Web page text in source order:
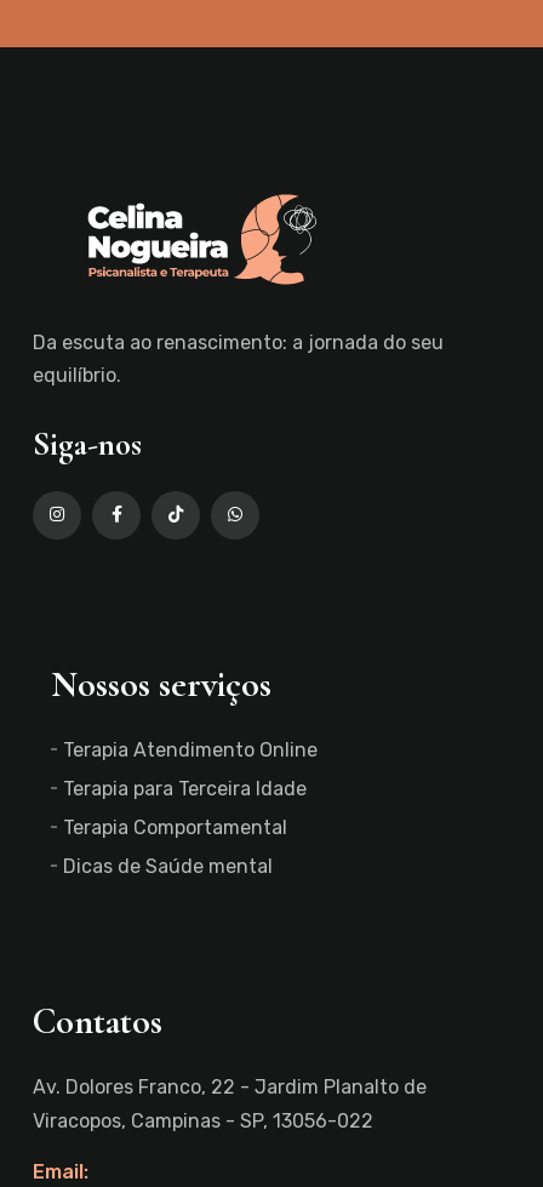
Da escuta ao renascimento: a jornada do seu
equilíbrio.
Siga-nos
Nossos serviços
Terapia Atendimento Online
Terapia para Terceira Idade
Terapia Comportamental
Dicas de Saúde mental
Contatos
Av. Dolores Franco, 22 - Jardim Planalto de
Viracopos, Campinas - SP, 13056-022
Email: